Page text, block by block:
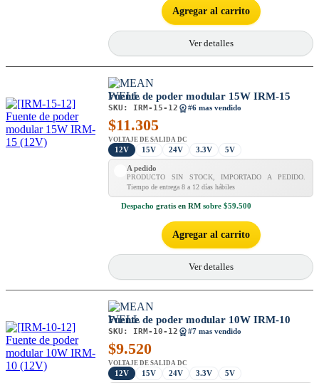
Agregar al carrito
Ver detalles
Fuente de poder modular 15W IRM-15
SKU: IRM-15-12 #6 mas vendido
$11.305
VOLTAJE DE SALIDA DC
12V 15V 24V 3.3V 5V
A pedido
PRODUCTO SIN STOCK, IMPORTADO A PEDIDO.
Tiempo de entrega 8 a 12 días hábiles
Despacho gratis en RM sobre $59.500
Agregar al carrito
Ver detalles
Fuente de poder modular 10W IRM-10
SKU: IRM-10-12 #7 mas vendido
$9.520
VOLTAJE DE SALIDA DC
12V 15V 24V 3.3V 5V